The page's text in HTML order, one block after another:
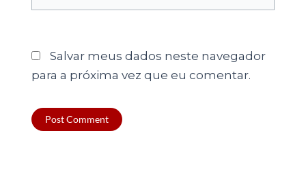
Salvar meus dados neste navegador
para a próxima vez que eu comentar.